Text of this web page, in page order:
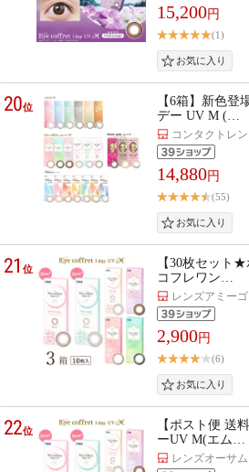
15,200円
(1)
20位
【6箱】新色登
デー UV M (…
コンタクトレ
14,880円
(55)
21位
【30枚セット
コフレワン…
レンズアミー
2,900円
(6)
22位
【ポスト便 送
ーUV M(エム…
レンズオーサム